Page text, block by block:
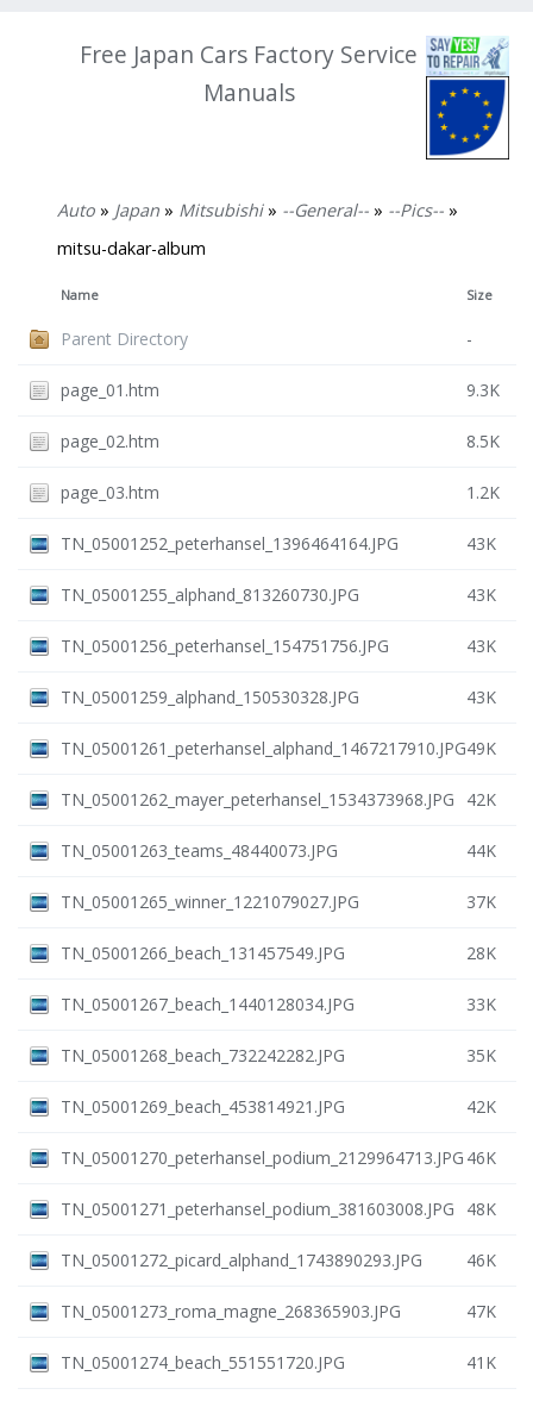
Free Japan Cars Factory Service
Manuals
Auto» Japan» Mitsubishi» --General--» --Pics--»
mitsu-dakar-album
Name Size
Parent Directory -
page_01.htm 9.3K
page_02.htm 8.5K
page_03.htm 1.2K
TN_05001252_peterhansel_1396464164.JPG 43K
TN_05001255_alphand_813260730.JPG 43K
TN_05001256_peterhansel_154751756.JPG 43K
TN_05001259_alphand_150530328.JPG 43K
TN_05001261_peterhansel_alphand_1467217910.JPG49K
TN_05001262_mayer_peterhansel_1534373968.JPG 42K
TN_05001263_teams_48440073.JPG 44K
TN_05001265_winner_1221079027.JPG 37K
TN_05001266_beach_131457549.JPG 28K
TN_05001267_beach_1440128034.JPG 33K
TN_05001268_beach_732242282.JPG 35K
TN_05001269_beach_453814921.JPG 42K
TN_05001270_peterhansel_podium_2129964713.JPG 46K
TN_05001271_peterhansel_podium_381603008.JPG 48K
TN_05001272_picard_alphand_1743890293.JPG 46K
TN_05001273_roma_magne_268365903.JPG 47K
TN_05001274_beach_551551720.JPG 41K